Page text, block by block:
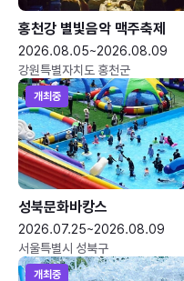
홍천강 별빛음악 맥주축제
2026.08.05~2026.08.09
강원특별자치도 홍천군
개최중
성북문화바캉스
2026.07.25~2026.08.09
서울특별시 성북구
개최중